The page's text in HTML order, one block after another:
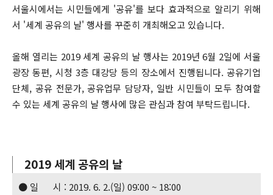
서울시에서는 시민들에게 '공유'를 보다 효과적으로 알리기 위해
서 '세계 공유의 날' 행사를 꾸준히 개최해오고 있습니다.
올해 열리는 2019 세계 공유의 날 행사는 2019년 6월 2일에 서울
광장 동편, 시청 3층 대강당 등의 장소에서 진행됩니다. 공유기업
단체, 공유 전문가, 공유업무 담당자, 일반 시민들이 모두 참여할
수 있는 세계 공유의 날 행사에 많은 관심과 참여 부탁드립니다.
2019 세계 공유의 날
● 일 시 : 2019. 6. 2.(일) 09:00 ~ 18:00